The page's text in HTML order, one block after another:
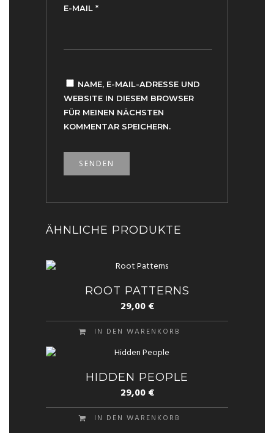
E-MAIL *
NAME, E-MAIL-ADRESSE UND
WEBSITE IN DIESEM BROWSER
FÜR MEINEN NÄCHSTEN
KOMMENTAR SPEICHERN.
ÄHNLICHE PRODUKTE
ROOT PATTERNS
29,00€
IN DEN WARENKORB
HIDDEN PEOPLE
29,00€
IN DEN WARENKORB